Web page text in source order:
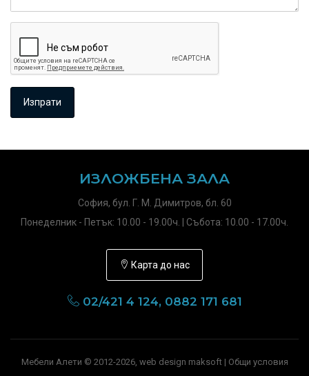
ИЗЛОЖБЕНА ЗАЛА
София, бул. Г. М. Димитров, бл. 60
Понеделник - Петък: 10.00 - 19.00ч. | Събота: 10.00 - 17.00ч.
Карта до нас
02/421 4 124, 0882 171 681
Мебели Алети © 2012-2026, web design maksoft | Общи условия